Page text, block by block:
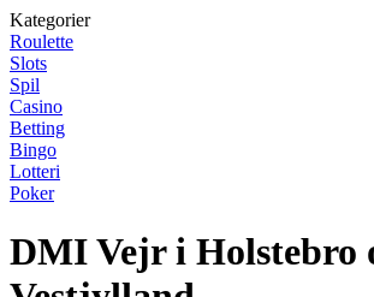
Kategorier
Roulette
Slots
Spil
Casino
Betting
Bingo
Lotteri
Poker
DMI Vejr i Holstebro